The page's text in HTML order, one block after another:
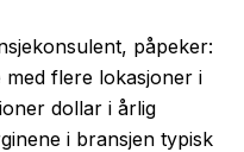
påpeker:
flere lokasjoner i
dollar i årlig
i bransjen typisk